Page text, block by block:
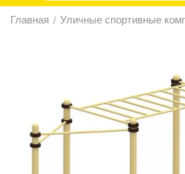
Главная / Уличные спортивные